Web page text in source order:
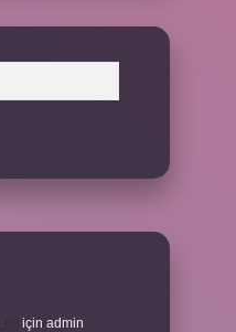
için admin